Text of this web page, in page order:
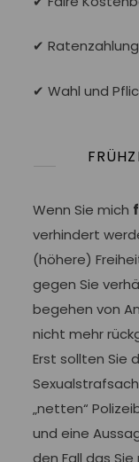
✔
✔ Wahl und
Wenn Sie mich
verhindert
(höhere)
gegen Sie
begehen von
nicht mehr
Erst sollten Sie
„netten“
und eine
den Fall das